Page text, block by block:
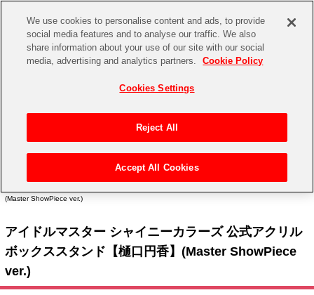
CHANNEL STORE EVENT
ASOBI STORE TOP
ゲーム 電子書籍
CD / Blu-ray
アイドルマスターシリーズ
アイドルマスター
アイドルマスター シャイニーカラーズ
イベントグッズ
トイ・ホビー
アイドルマスター シリーズ>アイドルマスター シャイニーカラー
(Master ShowPiece ver.)
アイドルマスター シャイニーカラーズ 公式アクリル
ボックススタンド【樋口円香】(Master ShowPiece
ver.)
We use cookies to personalise content and ads, to provide
social media features and to analyse our traffic. We also
share information about your use of our site with our social
media, advertising and analytics partners.
Cookie Policy
Cookies Settings
Reject All
Accept All Cookies